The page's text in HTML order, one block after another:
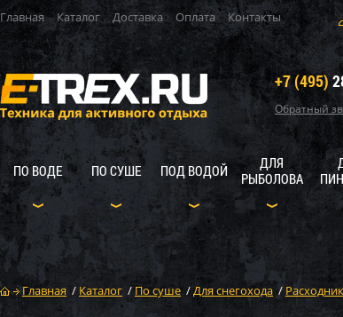
Главная Каталог Доставка Оплата Контакты
+7 (495)
Обратный
ПО ВОДЕ ПО СУШЕ ПОД ВОДОЙ
ДЛЯ
РЫБОЛОВА
Главная / Каталог / По суше /Для снегохода /